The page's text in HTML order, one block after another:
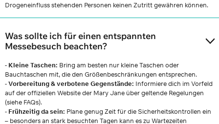
Drogeneinfluss stehenden Personen keinen Zutritt gewähren können.
Was sollte ich für einen entspannten
Messebesuch beachten?
- Kleine Taschen: Bring am besten nur kleine Taschen oder
Bauchtaschen mit, die den Größenbeschränkungen entsprechen.
-Vorbereitung & verbotene Gegenstände: Informiere dich im Vorfeld
auf der offiziellen Website der Mary Jane über geltende Regelungen
(siehe FAQs).
- Frühzeitig da sein: Plane genug Zeit für die Sicherheitskontrollen ein
– besonders an stark besuchten Tagen kann es zu Wartezeiten